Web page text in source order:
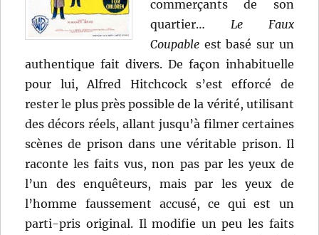
commerçants de son
quartier… Le Faux
Coupable est basé sur un
authentique fait divers. De façon inhabituelle
pour lui, Alfred Hitchcock s’est efforcé de
rester le plus près possible de la vérité, utilisant
des décors réels, allant jusqu’à filmer certaines
scènes de prison dans une véritable prison. Il
raconte les faits vus, non pas par les yeux de
l’un des enquêteurs, mais par les yeux de
l’homme faussement accusé, ce qui est un
parti-pris original. Il modifie un peu les faits